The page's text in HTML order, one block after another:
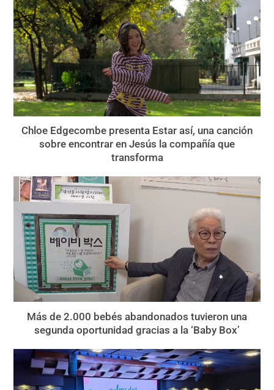
Chloe Edgecombe presenta Estar así, una canción
sobre encontrar en Jesús la compañía que
transforma
Más de 2.000 bebés abandonados tuvieron una
segunda oportunidad gracias a la ‘Baby Box’